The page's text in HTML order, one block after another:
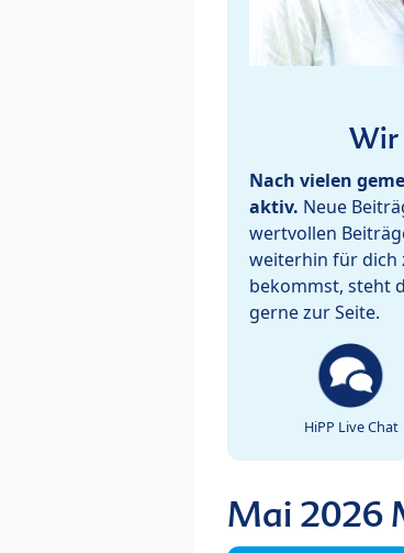
Wir
Nach vielen
aktiv. Neue
wertvollen
weiterhin für dich
bekommst, steht
gerne zur Seite.
HiPP Live Chat
Mai 2026